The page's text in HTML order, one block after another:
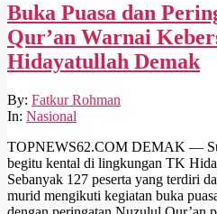
Buka Puasa dan
Qur’an Warnai
Hidayatullah Demak
2026-
03-
By: Fatkur Rohman
In: Nasional
TOPNEWS62.COM DEMAK —
begitu kental di lingkungan TK
Sebanyak 127 peserta yang terdiri
murid mengikuti kegiatan buka